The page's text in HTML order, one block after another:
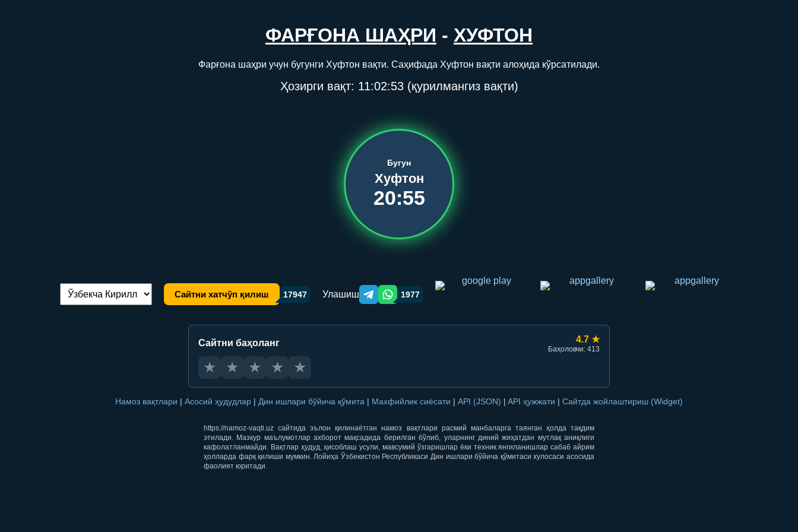
ФАРҒОНА ШАҲРИ - ХУФТОН
Фарғона шаҳри учун бугунги Хуфтон вақти. Саҳифада Хуфтон вақти алоҳида кўрсатилади.
Ҳозирги вақт: 11:02:54(қурилмангиз вақти)
Бугун
Хуфтон
20:55
Тилни алмаштириш: Сайтни хатчўп қилиш 17947 Улашиш Telegram orqali ulashish
WhatsApp orqali ulashish
1977
Сайтни баҳоланг 4.7 ★
Баҳоловчи: 413
★ ★ ★ ★ ★
Намоз вақтлари | Асосий ҳудудлар | Дин ишлари бўйича қўмита | Махфийлик сиёсати | API (JSON) | API ҳужжати | Сайтда жойлаштириш (Widget)
https://namoz-vaqti.uz сайтида эълон қилинаётган намоз вақтлари расмий манбаларга таянган ҳолда тақдим
этилади. Мазкур маълумотлар ахборот мақсадида берилган бўлиб, уларнинг диний жиҳатдан мутлақ аниқлиги
кафолатланмайди. Вақтлар ҳудуд, ҳисоблаш усули, мавсумий ўзгаришлар ёки техник янгиланишлар сабаб айрим
ҳолларда фарқ қилиши мумкин. Лойиҳа Ўзбекистон Республикаси Дин ишлари бўйича қўмитаси хулосаси асосида
фаолият юритади.